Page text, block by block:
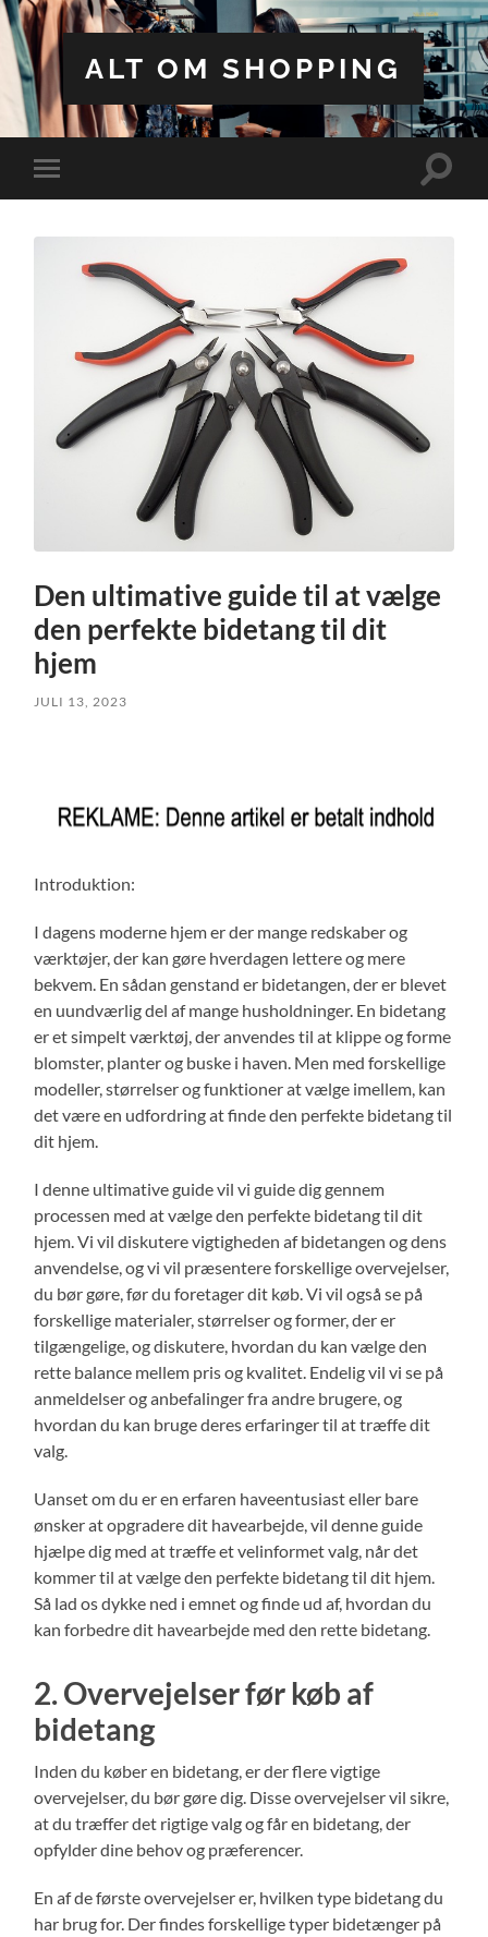
ALT OM SHOPPING
Toggle
mobile
Toggle
Den ultimative guide til at vælge
den perfekte bidetang til dit
hjem
JULI 13, 2023
Introduktion:
I dagens moderne hjem er der mange redskaber og
værktøjer, der kan gøre hverdagen lettere og mere
bekvem. En sådan genstand er bidetangen, der er blevet
en uundværlig del af mange husholdninger. En bidetang
er et simpelt værktøj, der anvendes til at klippe og forme
blomster, planter og buske i haven. Men med forskellige
modeller, størrelser og funktioner at vælge imellem, kan
det være en udfordring at finde den perfekte bidetang til
dit hjem.
I denne ultimative guide vil vi guide dig gennem
processen med at vælge den perfekte bidetang til dit
hjem. Vi vil diskutere vigtigheden af bidetangen og dens
anvendelse, og vi vil præsentere forskellige overvejelser,
du bør gøre, før du foretager dit køb. Vi vil også se på
forskellige materialer, størrelser og former, der er
tilgængelige, og diskutere, hvordan du kan vælge den
rette balance mellem pris og kvalitet. Endelig vil vi se på
anmeldelser og anbefalinger fra andre brugere, og
hvordan du kan bruge deres erfaringer til at træffe dit
valg.
Uanset om du er en erfaren haveentusiast eller bare
ønsker at opgradere dit havearbejde, vil denne guide
hjælpe dig med at træffe et velinformet valg, når det
kommer til at vælge den perfekte bidetang til dit hjem.
Så lad os dykke ned i emnet og finde ud af, hvordan du
kan forbedre dit havearbejde med den rette bidetang.
2. Overvejelser før køb af
bidetang
Inden du køber en bidetang, er der flere vigtige
overvejelser, du bør gøre dig. Disse overvejelser vil sikre,
at du træffer det rigtige valg og får en bidetang, der
opfylder dine behov og præferencer.
En af de første overvejelser er, hvilken type bidetang du
har brug for. Der findes forskellige typer bidetænger på